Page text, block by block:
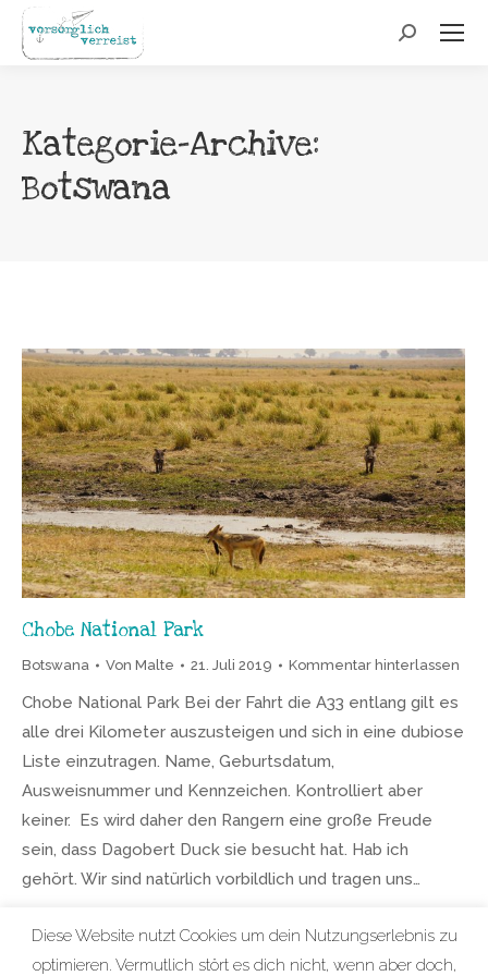
Search:
Kategorie-Archive:
Botswana
Chobe National Park
Botswana Von Malte 21. Juli 2019 Kommentar hinterlassen
Chobe National Park Bei der Fahrt die A33 entlang gilt es
alle drei Kilometer auszusteigen und sich in eine dubiose
Liste einzutragen. Name, Geburtsdatum,
Ausweisnummer und Kennzeichen. Kontrolliert aber
keiner. Es wird daher den Rangern eine große Freude
sein, dass Dagobert Duck sie besucht hat. Hab ich
gehört. Wir sind natürlich vorbildlich und tragen uns…
Diese Website nutzt Cookies um dein Nutzungserlebnis zu
optimieren. Vermutlich stört es dich nicht, wenn aber doch,